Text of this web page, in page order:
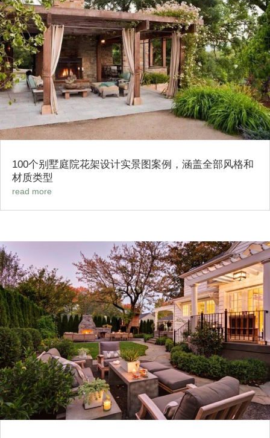
100个别墅庭院花架设计实景图案例，涵盖全部风格和
材质类型
read more